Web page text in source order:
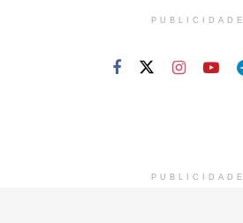
PUBLICIDADE
PUBLICIDADE